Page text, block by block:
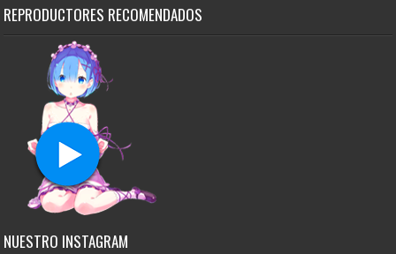
REPRODUCTORES RECOMENDADOS
NUESTRO INSTAGRAM